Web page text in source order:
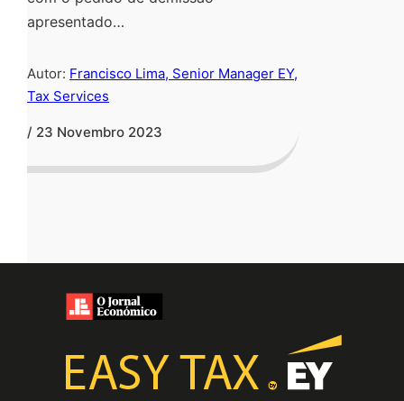
apresentado…
Autor: Francisco Lima, Senior Manager EY,
Tax Services
/ 23 Novembro 2023